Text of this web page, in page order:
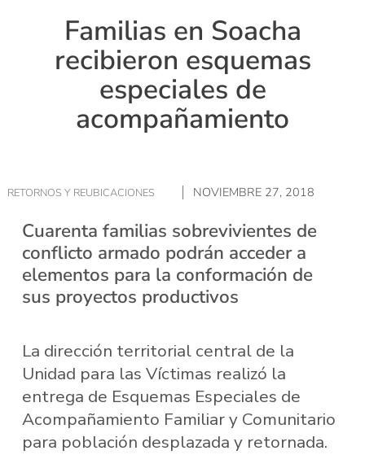
Familias en Soacha
recibieron esquemas
especiales de
acompañamiento
RETORNOS Y REUBICACIONES NOVIEMBRE 27, 2018
Cuarenta familias sobrevivientes de
conflicto armado podrán acceder a
elementos para la conformación de
sus proyectos productivos
La dirección territorial central de la
Unidad para las Víctimas realizó la
entrega de Esquemas Especiales de
Acompañamiento Familiar y Comunitario
para población desplazada y retornada.